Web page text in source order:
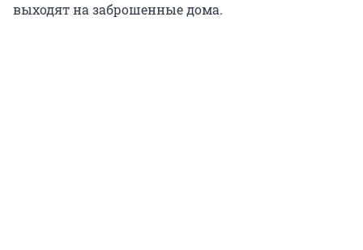
выходят на заброшенные дома.